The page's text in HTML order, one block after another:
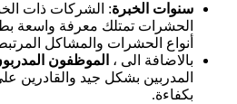
سنوات الخبرة: الشركات ذات
الحشرات تمتلك معرفة واسعة
أنواع الحشرات والمشاكل
بالاضافة الى ، الموظفون
المدربين بشكل جيد والقادرين
بكفاءة.